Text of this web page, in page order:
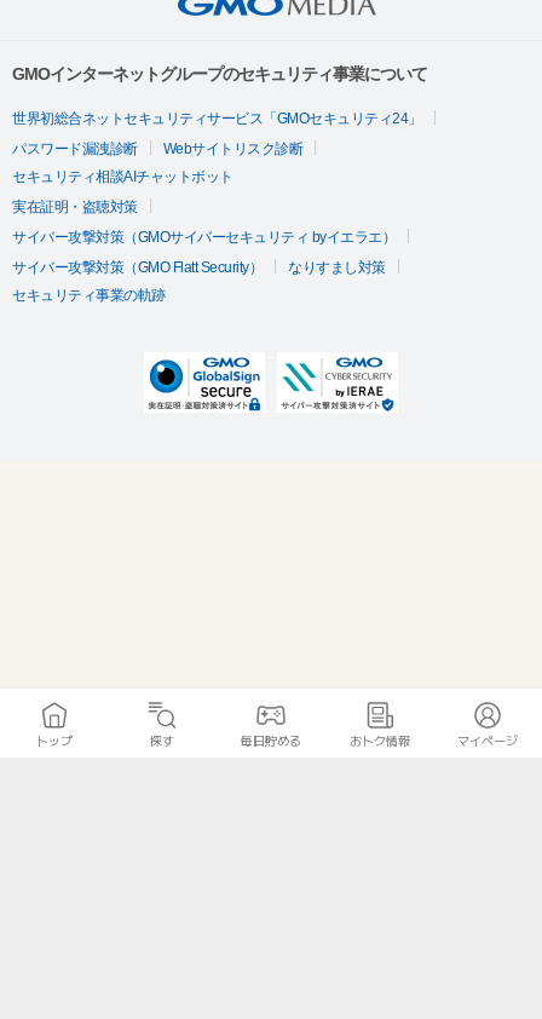
GMOインターネットグループのセキュリティ事業について
世界初総合ネットセキュリティサービス「GMOセキュリティ24」
パスワード漏洩診断
Webサイトリスク診断
セキュリティ相談AIチャットボット
実在証明・盗聴対策
サイバー攻撃対策（GMOサイバーセキュリティ byイエラエ）
サイバー攻撃対策（GMO Flatt Security）
なりすまし対策
セキュリティ事業の軌跡
トップ 探す 毎日貯める おトク情報 マイページ